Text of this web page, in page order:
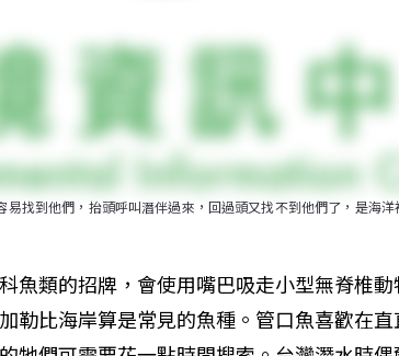
找到他們，抬頭呼叫潛伴過來，回過頭又找不到他們了，是海
魚類的招牌，會使用嘴巴吸走小型無脊椎
勒比海岸算是常見的魚種。管口魚喜歡在